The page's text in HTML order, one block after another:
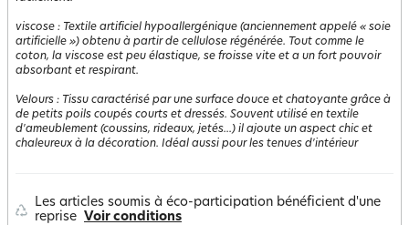
viscose : Textile artificiel hypoallergénique (anciennement appelé « soie
artificielle ») obtenu à partir de cellulose régénérée. Tout comme le
coton, la viscose est peu élastique, se froisse vite et a un fort pouvoir
absorbant et respirant.
Velours : Tissu caractérisé par une surface douce et chatoyante grâce à
de petits poils coupés courts et dressés. Souvent utilisé en textile
d'ameublement (coussins, rideaux, jetés...) il ajoute un aspect chic et
chaleureux à la décoration. Idéal aussi pour les tenues d'intérieur
Les articles soumis à éco-participation bénéficient d'une
reprise Voir conditions